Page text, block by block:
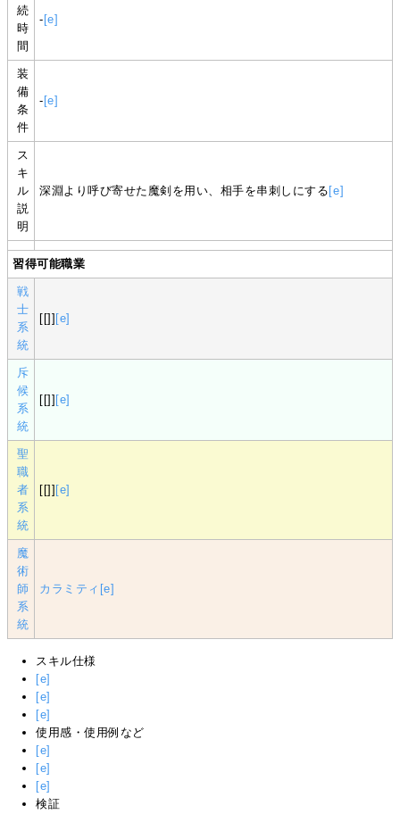
続
時
間
-[e]
装
備
条
件
-[e]
ス
キ
ル
説
明
深淵より呼び寄せた魔剣を用い、相手を串刺しにする[e]
習得可能職業
戦
士
系
統
[[]][e]
斥
候
系
統
[[]][e]
聖
職
者
系
統
[[]][e]
魔
術
師
系
統
カラミティ [e]
スキル仕様
[e]
[e]
[e]
使用感・使用例など
[e]
[e]
[e]
検証